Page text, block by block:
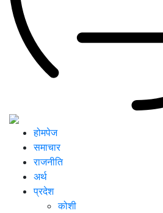
होमपेज
समाचार
राजनीति
अर्थ
प्रदेश
कोशी